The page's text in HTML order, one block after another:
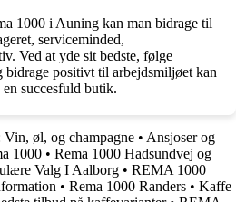
1000 i Auning kan man bidrage til
serviceminded,
Ved at yde sit bedste, følge
positivt til arbejdsmiljøet kan
succesfuld butik.
øl, og champagne • Ansjoser og
1000 • Rema 1000 Hadsundvej og
Valg I Aalborg • REMA 1000
• Rema 1000 Randers • Kaffe